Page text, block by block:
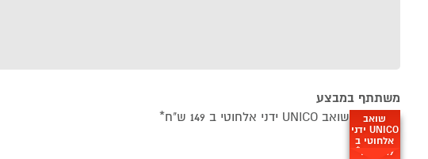
משתתף במבצע
שואב
UNICO ידני
אלחוטי ב
149 ש"ח*
שואב UNICO ידני אלחוטי ב 149 ש"ח*